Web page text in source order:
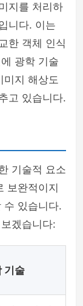
지를 처리하
니다. 이는
한 객체 인식
광학 기술
미지 해상도
고 있습니다.
기술적 요소
보완적이지
수 있습니다.
겠습니다:
기술